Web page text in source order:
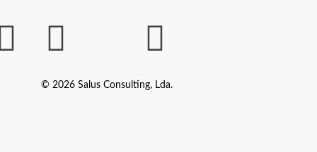
© 2026 Salus Consulting, Lda.